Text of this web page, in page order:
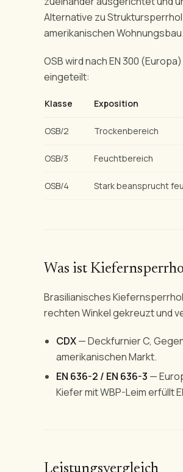
Alternative zu
amerikanischen Wohnungsbau.
OSB wird nach EN 300
eingeteilt:
Klasse Exposition
OSB/2 Trockenbereich
OSB/3 Feuchtbereich
OSB/4 Stark beansprucht
Was ist
Brasilianisches
rechten Winkel gekreuzt und
CDX— Deckfurnier C,
amerikanischen Markt.
EN 636-2 / EN 636-3 —
Kiefer mit WBP-Leim erfüllt
Leistungsvergleich